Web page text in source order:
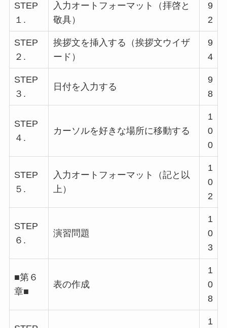
STEP
１.
入力オートフォーマット（拝啓と
敬具）
9
2
STEP
２.
挨拶文を挿入する（挨拶文ウイザ
ード）
9
4
STEP
３.
日付を入力する
9
8
STEP
４.
カーソルを好きな場所に移動する
1
0
0
STEP
５.
入力オートフォーマット（記と以
上）
1
0
2
STEP
６.
演習問題
1
0
3
■第６
章■
表の作成
1
0
8
1